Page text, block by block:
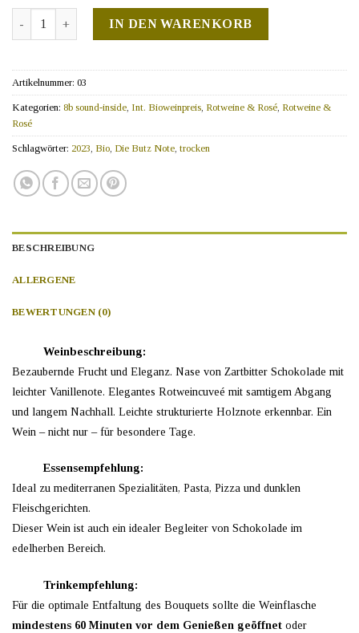
IN DEN WARENKORB
Artikelnummer: 03
Kategorien: 8b sound-inside Int. Bioweinpreis Rotweine & Rosé Rotweine &
Rosé
Schlagwörter: 2023 Bio Die Butz Note trocken
BESCHREIBUNG
ALLERGENE
BEWERTUNGEN (0)
Weinbeschreibung:
Bezaubernde Frucht und Eleganz. Nase von Zartbitter Schokolade mit
leichter Vanillenote. Elegantes Rotweincuveé mit samtigem Abgang
und langem Nachhall. Leichte strukturierte Holznote erkennbar. Ein
Wein – nicht nur – für besondere Tage.
Essensempfehlung:
Ideal zu mediterranen Spezialitäten, Pasta, Pizza und dunklen
Fleischgerichten.
Dieser Wein ist auch ein idealer Begleiter von Schokolade im
edelherben Bereich.
Trinkempfehlung:
Für die optimale Entfaltung des Bouquets sollte die Weinflasche
mindestens 60 Minuten vor dem Genießen geöffnet oder